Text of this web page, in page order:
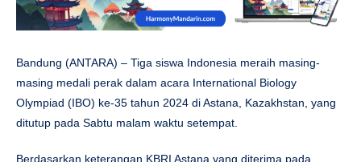
Bandung (ANTARA) – Tiga siswa Indonesia meraih masing-
masing medali perak dalam acara International Biology
Olympiad (IBO) ke-35 tahun 2024 di Astana, Kazakhstan, yang
ditutup pada Sabtu malam waktu setempat.
Berdasarkan keterangan KBRI Astana yang diterima pada